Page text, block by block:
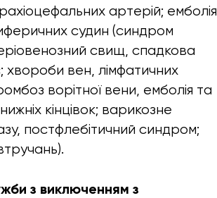
артерій; емболія
судин (синдром
свищ, спадкова
хвороби вен, лімфатичних
ворітної вени, емболія та
кінцівок; варикозне
постфлебітичний синдром;
з виключенням з